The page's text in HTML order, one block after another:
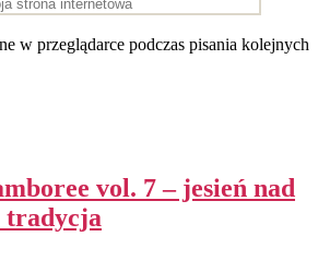
w przeglądarce podczas pisania kolejnych
vol. 7 – jesień nad
tradycja